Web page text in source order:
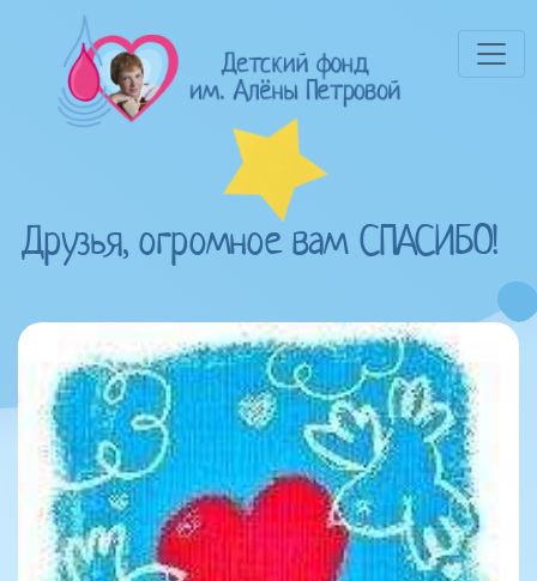
Друзья, огромное вам СПАСИБО!